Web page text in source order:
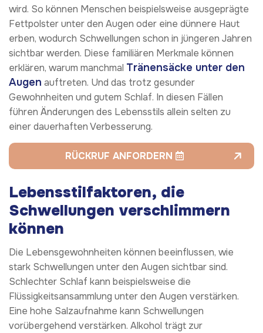
wird. So können Menschen beispielsweise ausgeprägte
Fettpolster unter den Augen oder eine dünnere Haut
erben, wodurch Schwellungen schon in jüngeren Jahren
sichtbar werden. Diese familiären Merkmale können
erklären, warum manchmal Tränensäcke unter den
Augen auftreten. Und das trotz gesunder
Gewohnheiten und gutem Schlaf. In diesen Fällen
führen Änderungen des Lebensstils allein selten zu
einer dauerhaften Verbesserung.
RÜCKRUF ANFORDERN
Lebensstilfaktoren, die
Schwellungen verschlimmern
können
Die Lebensgewohnheiten können beeinflussen, wie
stark Schwellungen unter den Augen sichtbar sind.
Schlechter Schlaf kann beispielsweise die
Flüssigkeitsansammlung unter den Augen verstärken.
Eine hohe Salzaufnahme kann Schwellungen
vorübergehend verstärken. Alkohol trägt zur